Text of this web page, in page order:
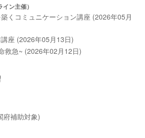
イン主催）
くコミュニケーション講座 (2026年05月
座 (2026年05月13日)
救急~ (2026年02月12日)
府補助対象)